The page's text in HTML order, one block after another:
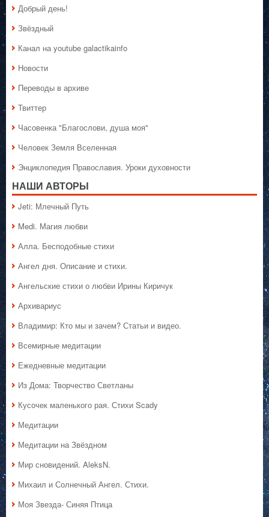
Добрый день!
Звёздный
Канал на youtube galactikainfo
Новости
Переводы в архиве
Твиттер
Часовенка "Благослови, душа моя"
Человек Земля Вселенная
Энциклопедия Православия. Уроки духовности
НАШИ АВТОРЫ
Jeti: Млечный Путь
Medi. Магия любви
Алла. Бесподобные стихи
Ангел дня. Описание и стихи.
Ангельские стихи о любви Ирины Киричук
Архивариус
Владимир: Кто мы и зачем? Статьи и видео.
Всемирные медитации
Ежедневные медитации
Из Дома: Творчество Светланы
Кусочек маленького рая. Стихи Scady
Медитации
Медитации на Звёздном
Мир сновидений. AleksN.
Михаил и Солнечный Ангел. Стихи.
Моя Звезда- Синяя Птица